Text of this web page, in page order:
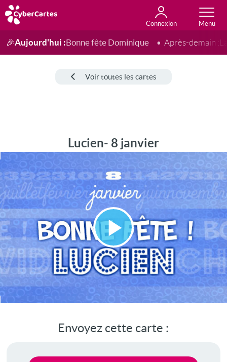
Connexion
Anniversaire
Fête du jour
Amour
Amitié
Merci
Toutes les cartes
🎉Aujourd'hui :Bonne fête Dominique Après-demain :
Voir toutes les cartes
Lucien- 8 janvier
Lire
la
vidéo
Envoyez cette carte :